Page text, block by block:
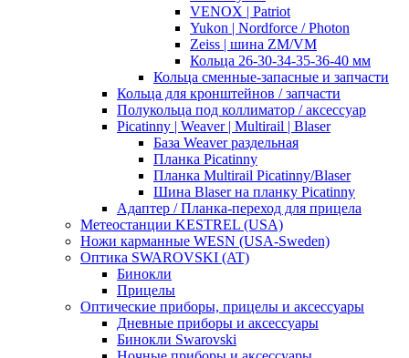
VENOX | Patriot
Yukon | Nordforce / Photon
Zeiss | шина ZM/VM
Кольца 26-30-34-35-36-40 мм
Кольца сменные-запасные и запчасти
Кольца для кронштейнов / запчасти
Полукольца под коллиматор / аксессуар
Picatinny | Weaver | Multirail | Blaser
База Weaver раздельная
Планка Picatinny
Планка Multirail Picatinny/Blaser
Шина Blaser на планку Picatinny
Адаптер / Планка-переход для прицела
Метеостанции KESTREL (USA)
Ножи карманные WESN (USA-Sweden)
Оптика SWAROVSKI (AT)
Бинокли
Прицелы
Оптические приборы, прицелы и аксессуары
Дневные приборы и аксессуары
Бинокли Swarovski